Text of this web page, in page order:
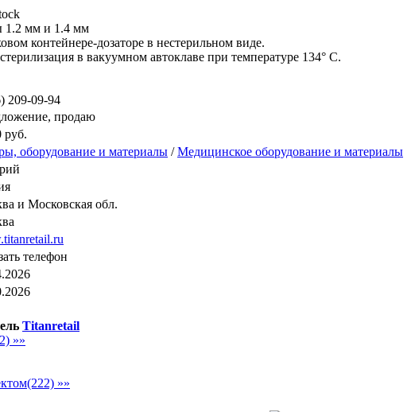
1.2 мм и 1.4 мм
контейнере-дозаторе в нестерильном виде.
в вакуумном автоклаве при температуре 134° C.
209-09-94
продаю
руб.
оборудование и материалы /Медицинское оборудование и материалы
и Московская обл.
телефон
Titanretail
»»
»»